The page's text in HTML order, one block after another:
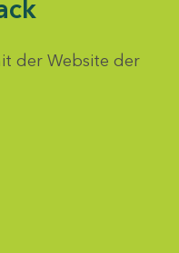
der Website der
auswählen